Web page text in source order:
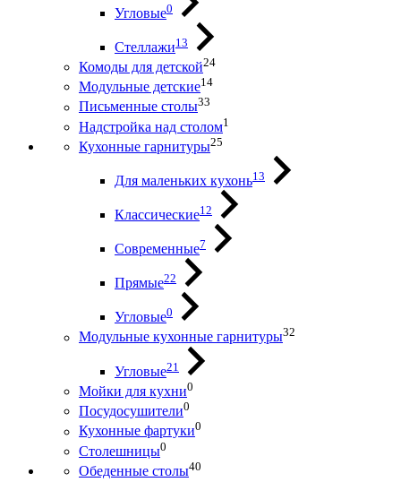
Угловые0
Стеллажи13
Комоды для детской24
Модульные детские14
Письменные столы33
Надстройка над столом1
Кухонные гарнитуры25
Для маленьких кухонь13
Классические12
Современные7
Прямые22
Угловые0
Модульные кухонные гарнитуры32
Угловые21
Мойки для кухни0
Посудосушители0
Кухонные фартуки0
Столешницы0
Обеденные столы40